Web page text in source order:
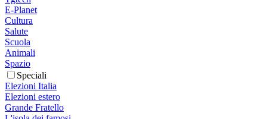
E-Planet
Cultura
Salute
Scuola
Animali
Spazio
Speciali
Elezioni Italia
Elezioni estero
Grande Fratello